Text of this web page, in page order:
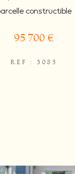
constructible
95 700 €
REF : 3083